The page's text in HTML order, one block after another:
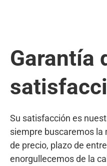
Garantía
Su satisfacción es
siempre buscaremos la
de precio, plazo de
enorgullecemos de la